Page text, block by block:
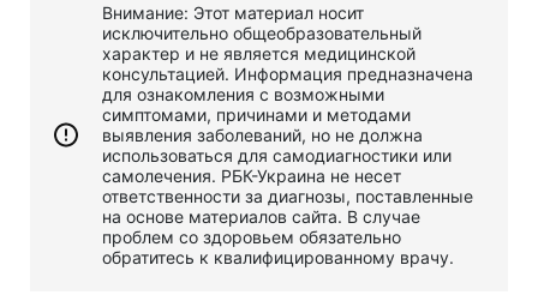
Внимание: Этот материал носит
исключительно общеобразовательный
характер и не является медицинской
консультацией. Информация предназначена
для ознакомления с возможными
симптомами, причинами и методами
выявления заболеваний, но не должна
использоваться для самодиагностики или
самолечения. РБК-Украина не несет
ответственности за диагнозы, поставленные
на основе материалов сайта. В случае
проблем со здоровьем обязательно
обратитесь к квалифицированному врачу.